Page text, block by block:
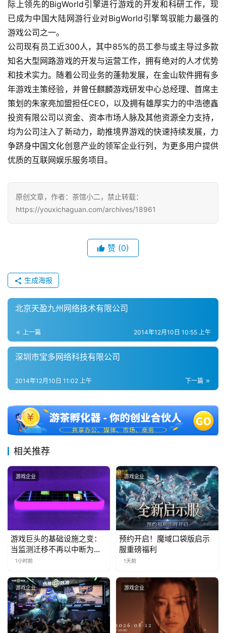
界
手
机
游
戏
单
机
游
戏
休
戏
2
第
十
三
届
茶
奖
月
3
0
日
茶
接
会
上
海
站
际上领先的BigWorld引擎进行游戏的开发和科研工作，现
已成为中国大陆网游行业对BigWorld引擎驾驭能力最强的
游戏公司之一。
公司现有员工近300人，其中85%的员工参与或主导过多款
知名大型网路游戏的开发与运营工作，拥有绝对的人才优势
和技术实力。随着公司业务的蓬勃发展，在金山软件拥有多
年游戏主策经验，并曾任麒麟游戏研发中心总经理、首席主
策划的朱家亮加盟担任CEO，以及拥有雄厚实力的中浩德鑫
投资有限公司以资金、资本市场人脉及其他资源全力支持，
均为公司注入了新动力，助推境界游戏的快速持续发展，力
争跻身中国文化创意产业的领军企业行列，为更多用户提供
优质的互联网娱乐服务项目。
原创文章，作者：茶馆小二，禁止转载：
https://youxichaguan.com/archives/18961
赞 (0)
生成海报
北京天盈九州网络技术有限公司
上一篇 2014年12月10日 10:55 上午
深圳市宝多网络科技有限公司
下一篇
2014年12月10日 11:02 上午
相关推荐
游戏企业
游戏巨头的基础设施之变：
当监测迁移不再以中断为代
价
1小时前
游戏企业
预约开启！魔域口袋版启示
服重磅福利
1天前
游戏企业 游戏企业